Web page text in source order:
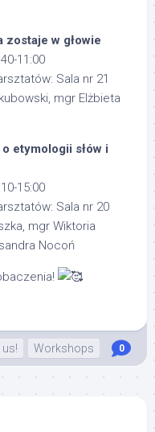
zostaje w głowie
11:00
Sala nr 21
mgr Elżbieta
etymologii słów i
15:00
Sala nr 20
mgr Wiktoria
Nocoń
us! Workshops 0